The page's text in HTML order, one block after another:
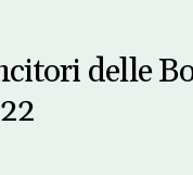
delle